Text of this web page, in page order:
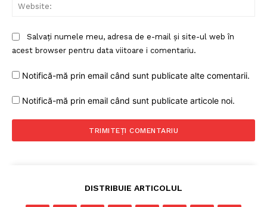
Salvați numele meu, adresa de e-mail și site-ul web în
acest browser pentru data viitoare i comentariu.
Notifică-mă prin email când sunt publicate alte comentarii.
Notifică-mă prin email când sunt publicate articole noi.
DISTRIBUIE ARTICOLUL